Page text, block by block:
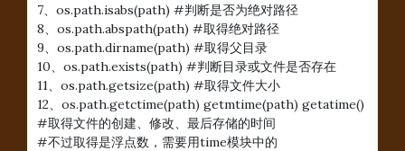
7、os.path.isabs(path) #判断是否为绝对路径
8、os.path.abspath(path) #取得绝对路径
9、os.path.dirname(path) #取得父目录
10、os.path.exists(path) #判断目录或文件是否存在
11、os.path.getsize(path) #取得文件大小
12、os.path.getctime(path) getmtime(path) getatime()
#取得文件的创建、修改、最后存储的时间
#不过取得是浮点数，需要用time模块中的